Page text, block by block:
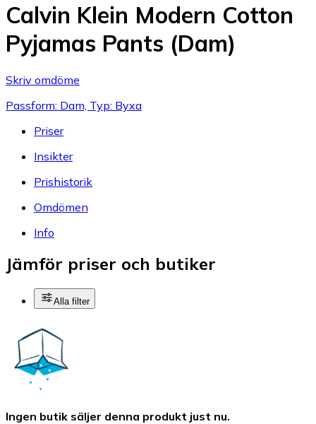
Calvin Klein Modern Cotton
Pyjamas Pants (Dam)
Skriv omdöme
Passform: Dam, Typ: Byxa
Priser
Insikter
Prishistorik
Omdömen
Info
Jämför priser och butiker
Alla filter
Ingen butik säljer denna produkt just nu.